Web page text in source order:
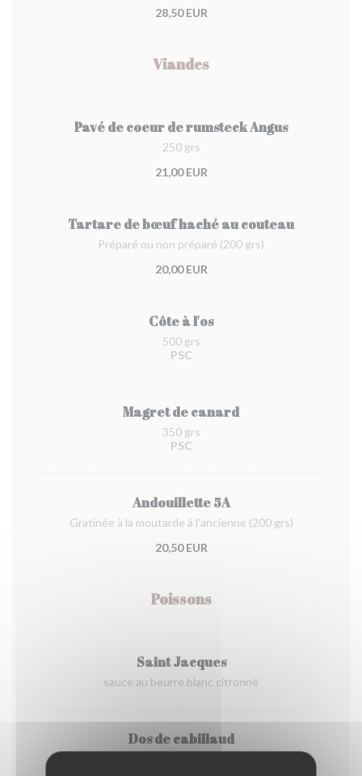
28,50 EUR
Viandes
Pavé de coeur de rumsteck Angus
250 grs
21,00 EUR
Tartare de bœuf haché au couteau
Préparé ou non préparé (200 grs)
20,00 EUR
Côte à l'os
500 grs
PSC
Magret de canard
350 grs
PSC
Andouillette 5A
Gratinée à la moutarde à l'ancienne (200 grs)
20,50 EUR
Poissons
Saint Jacques
sauce au beurre blanc citronné
Dos de cabillaud